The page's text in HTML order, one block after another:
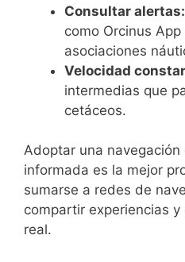
Consultar alertas:
como Orcinus
asociaciones
Velocidad
intermedias que
cetáceos.
Adoptar una
informada es la mejor
sumarse a redes de
compartir experiencias
real.